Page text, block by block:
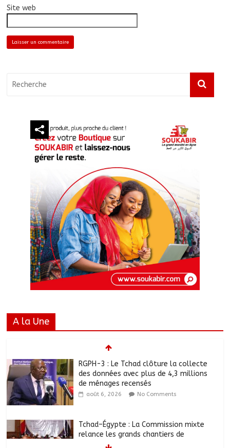
Site web
A la Une
RGPH-3 : Le Tchad clôture la collecte
des données avec plus de 4,3 millions
de ménages recensés
août 6, 2026 No Comments
Tchad–Égypte : La Commission mixte
relance les grands chantiers de
coopération